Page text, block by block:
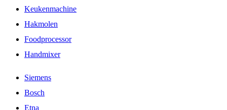
Keukenmachine
Hakmolen
Foodprocessor
Handmixer
Siemens
Bosch
Etna